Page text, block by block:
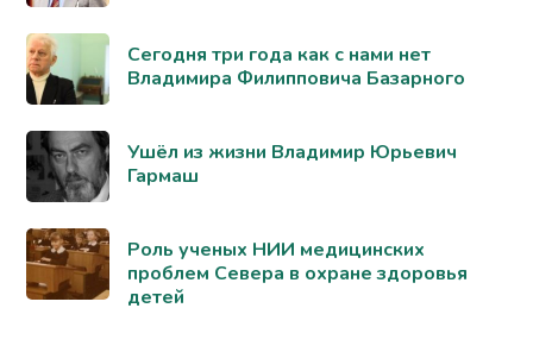
Сегодня три года как с нами нет
Владимира Филипповича Базарного
Ушёл из жизни Владимир Юрьевич
Гармаш
Роль ученых НИИ медицинских
проблем Севера в охране здоровья
детей